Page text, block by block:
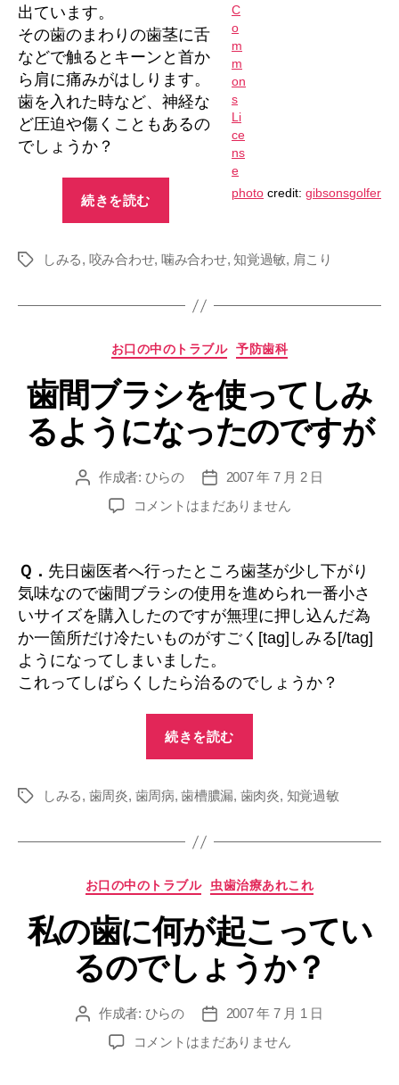
で
へ
の
photo credit: gibsonsgolfer
出ています。
その歯のまわりの歯茎に舌
などで触るとキーンと首か
ら肩に痛みがはしります。
歯を入れた時など、神経な
ど圧迫や傷くこともあるの
でしょうか？
続きを読む
肩
か
て
い
の
で
す
が”
タ
しみる, 咬み合わせ, 噛み合わせ,知覚過敏, 肩こり
カ
ゴ
リ
ー
お口の中のトラブル 予防歯科
歯間ブラシを使ってしみ
るようになったのですが
投 作成者: ひらの
投
稿
日
2007 年 7 月 2 日
歯
ラ
シ
を
使
っ
て
し
な
た
で
す
へ
の
コメントはまだありません
Ｑ． 先日歯医者へ行ったところ歯茎が少し下がり
気味なので歯間ブラシの使用を進められ一番小さ
いサイズを購入したのですが無理に押し込んだ為
か一箇所だけ冷たいものがすごく[tag]しみる[/tag]
ようになってしまいました。
これってしばらくしたら治るのでしょうか？
続きを読む
ラ
を
っ
て
し
み
よ
う
タ
しみる, 歯周炎, 歯周病,歯槽膿漏, 歯肉炎, 知覚過敏
カ
ゴ
リ
お口の中のトラブル 虫歯治療あれこれ
私の歯に何が起こってい
るのでしょうか？
投 作成者: ひらの
投
稿
日
2007 年 7 月 1 日
私
コメントはまだありません